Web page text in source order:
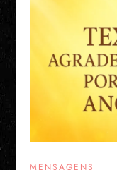
MENSAGENS